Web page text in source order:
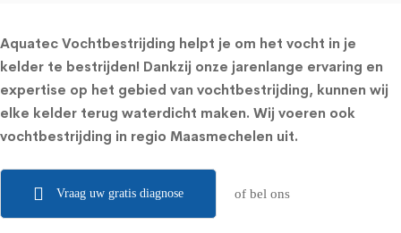
Aquatec Vochtbestrijding helpt je om het vocht in je
kelder te bestrijden! Dankzij onze jarenlange ervaring en
expertise op het gebied van vochtbestrijding, kunnen wij
elke kelder terug waterdicht maken. Wij voeren ook
vochtbestrijding in regio Maasmechelen uit.
Vraag uw gratis diagnose of bel ons